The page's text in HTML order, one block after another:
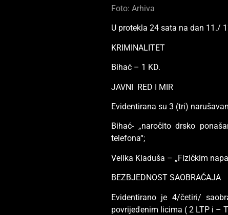
Foto: Arhiva
U protekla 24 sata na dan 11./
KRIMINALITET
Bihać – 1 KD.
JAVNI RED I MIR
Evidentirana su 3 (tri)
Bihać- „naročito drsko
telefona“;
Velika Kladuša – „Fizičkim
BEZBJEDNOST SAOBRAĆAJA
Evidentirano je 4/četiri/
povrijeđenim licima ( 2 LTP i –